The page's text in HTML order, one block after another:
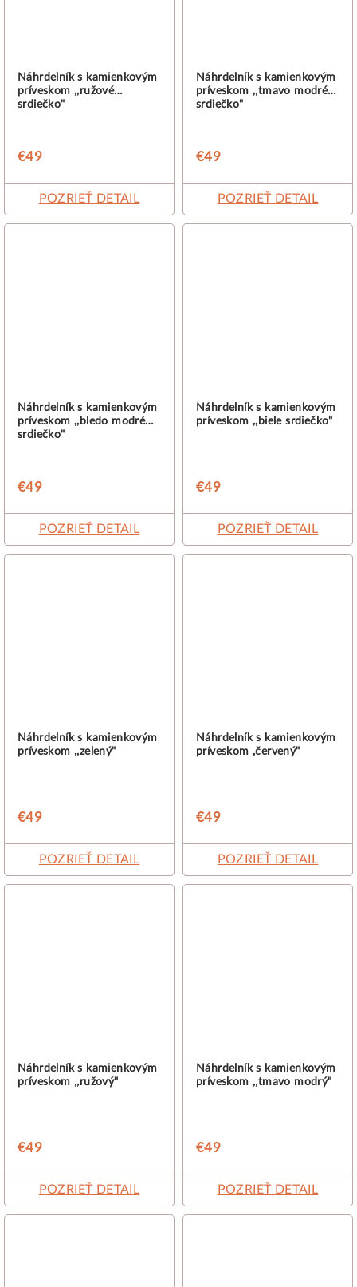
Náhrdelník s kamienkovým
príveskom ,,ružové
srdiečko"
€49
POZRIEŤ DETAIL
Náhrdelník s kamienkovým
príveskom ,,tmavo modré
srdiečko"
€49
POZRIEŤ DETAIL
Náhrdelník s kamienkovým
príveskom ,,bledo modré
srdiečko"
€49
POZRIEŤ DETAIL
Náhrdelník s kamienkovým
príveskom ,,biele srdiečko"
€49
POZRIEŤ DETAIL
Náhrdelník s kamienkovým
príveskom ,,zelený"
€49
POZRIEŤ DETAIL
Náhrdelník s kamienkovým
príveskom ,červený"
€49
POZRIEŤ DETAIL
Náhrdelník s kamienkovým
príveskom ,,ružový"
€49
POZRIEŤ DETAIL
Náhrdelník s kamienkovým
príveskom ,,tmavo modrý"
€49
POZRIEŤ DETAIL